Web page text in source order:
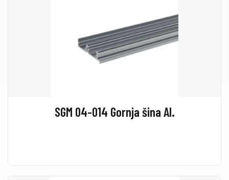
SGM 04-014 Gornja šina Al.